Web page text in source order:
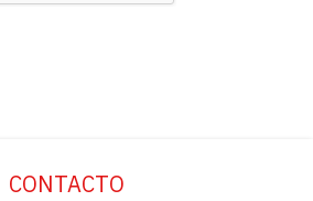
CONTACTO